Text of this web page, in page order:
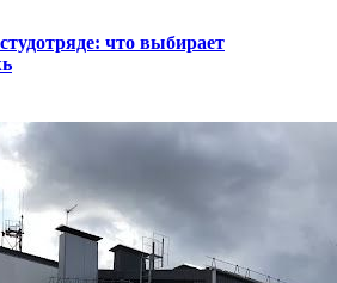
что выбирает